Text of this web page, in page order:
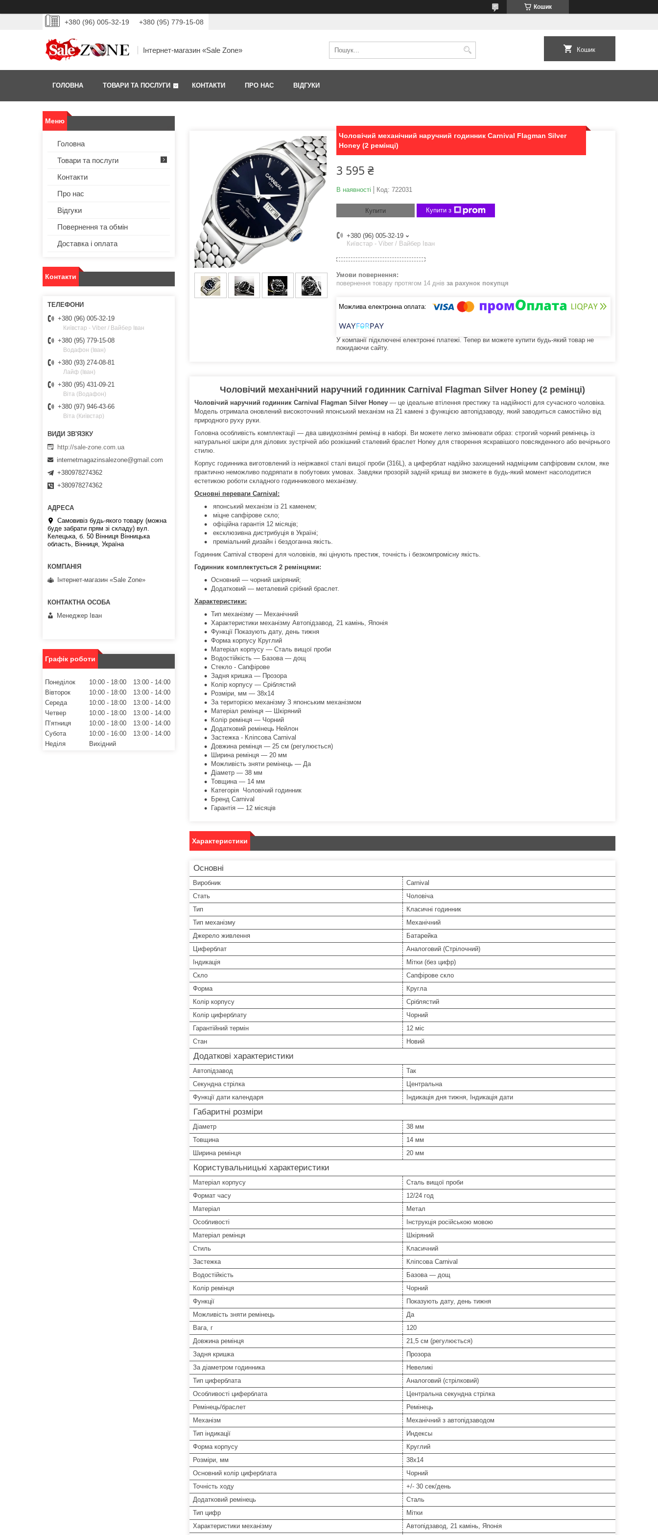
Кошик
+380 (96) 005-32-19 +380 (95) 779-15-08
Інтернет-магазин «Sale Zone» Кошик
ГОЛОВНА ТОВАРИ ТА ПОСЛУГИ КОНТАКТИ ПРО НАС ВІДГУКИ
Чоловічий механічний наручний годинник Carnival Flagman Silver
Honey (2 ремінці)
3 595 ₴
В наявності Код: 722031
Купити Купити з
+380 (96) 005-32-19
Київстар - Viber / Вайбер Іван
повернення товару протягом 14 днів за рахунок покупця
У компанії підключені електронні платежі. Тепер ви можете купити будь-який товар не
покидаючи сайту.
Чоловічий механічний наручний годинник Carnival Flagman Silver Honey (2 ремінці)
Чоловічий наручний годинник Carnival Flagman Silver Honey — це ідеальне втілення престижу та надійності для сучасного чоловіка.
Модель отримала оновлений високоточний японський механізм на 21 камені з функцією автопідзаводу, який заводиться самостійно від
природного руху руки.
Головна особливість комплектації — два швидкознімні ремінці в наборі. Ви можете легко змінювати образ: строгий чорний ремінець із
натуральної шкіри для ділових зустрічей або розкішний сталевий браслет Honey для створення яскравішого повсякденного або вечірнього
стилю.
Корпус годинника виготовлений із неіржавкої сталі вищої проби (316L), а циферблат надійно захищений надміцним сапфіровим склом, яке
практично неможливо подряпати в побутових умовах. Завдяки прозорій задній кришці ви зможете в будь-який момент насолодитися
естетикою роботи складного годинникового механізму.
Основні переваги Carnival:
японський механізм із 21 каменем;
міцне сапфірове скло;
офіційна гарантія 12 місяців;
ексклюзивна дистрибуція в Україні;
преміальний дизайн і бездоганна якість.
Годинник Carnival створені для чоловіків, які цінують престиж, точність і безкомпромісну якість.
Годинник комплектується 2 ремінцями:
Основний — чорний шкіряний;
Додатковий — металевий срібний браслет.
Характеристики:
Тип механізму — Механічний
Характеристики механізму Автопідзавод, 21 камінь, Японія
Функції Показують дату, день тижня
Форма корпусу Круглий
Матеріал корпусу — Сталь вищої проби
Водостійкість — Базова — дощ
Стекло - Сапфірове
Задня кришка — Прозора
Колір корпусу — Сріблястий
Розміри, мм — 38х14
За територією механізму З японським механізмом
Матеріал ремінця — Шкіряний
Колір ремінця — Чорний
Додатковий ремінець Нейлон
Застежка - Кліпсова Carnival
Довжина ремінця — 25 см (регулюється)
Ширина ремінця — 20 мм
Можливість зняти ремінець — Да
Діаметр — 38 мм
Товщина — 14 мм
Категорія Чоловічий годинник
Бренд Carnival
Гарантія — 12 місяців
Характеристики
Основні
Виробник
Carnival
Стать
Чоловіча
Тип
Класичні годинник
Тип механізму
Механічний
Джерело живлення
Батарейка
Циферблат
Аналоговий (Стрілочний)
Індикація
Мітки (без цифр)
Скло
Сапфірове скло
Форма
Кругла
Колір корпусу
Сріблястий
Колір циферблату
Чорний
Гарантійний термін
12 міс
Стан
Новий
Додаткові характеристики
Автопідзавод
Так
Секундна стрілка
Центральна
Функції дати календаря
Індикація дня тижня, Індикація дати
Габаритні розміри
Діаметр
38 мм
Товщина
14 мм
Ширина ремінця
20 мм
Користувальницькі характеристики
Матеріал корпусу
Сталь вищої проби
Формат часу
12/24 год
Матеріал
Метал
Особливості
Інструкція російською мовою
Матеріал ремінця
Шкіряний
Стиль
Класичний
Застежка
Кліпсова Carnival
Водостійкість
Базова — дощ
Колір ремінця
Чорний
Функції
Показують дату, день тижня
Можливість зняти ремінець
Да
Вага, г
120
Довжина ремінця
21,5 см (регулюється)
Задня кришка
Прозора
За діаметром годинника
Невеликі
Тип циферблата
Аналоговий (стрілковий)
Особливості циферблата
Центральна секундна стрілка
Ремінець/браслет
Ремінець
Механізм
Механічний з автопідзаводом
Тип індикації
Индексы
Форма корпусу
Круглий
Розміри, мм
38х14
Основний колір циферблата
Чорний
Точність ходу
+/- 30 сек/день
Додатковий ремінець
Сталь
Тип цифр
Мітки
Характеристики механізму
Автопідзавод, 21 камінь, Японія
Головна
Товари та послуги
Контакти
Про нас
Відгуки
Повернення та обмін
Доставка і оплата
Контакти
+380 (96) 005-32-19
Київстар - Viber / Вайбер Іван
+380 (95) 779-15-08
Водафон (Іван)
+380 (93) 274-08-81
Лайф (Іван)
+380 (95) 431-09-21
Віта (Водафон)
+380 (97) 946-43-66
Віта (Київстар)
http://sale-zone.com.ua
internetmagazinsalezone@gmail.com
+380978274362
+380978274362
Самовивіз будь-якого товару (можна
буде забрати прям зі складу) вул.
Келецька, б. 50 Вінниця Вінницька
область, Вінниця, Україна
Інтернет-магазин «Sale Zone»
Менеджер Іван
Графік роботи
Понеділок 10:00 18:00 13:00
14:00
Вівторок
10:00 18:00 13:00
14:00
Середа
10:00 18:00 13:00
14:00
Четвер
10:00 18:00 13:00
14:00
Пʼятниця
10:00 18:00 13:00
14:00
Субота
10:00 16:00 13:00
14:00
Неділя
Вихідний